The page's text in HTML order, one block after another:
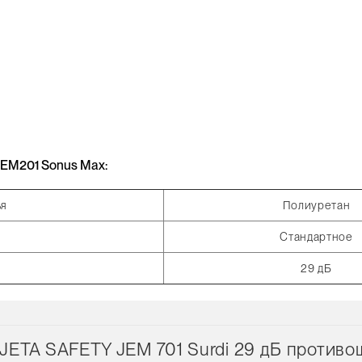
Sonus Max:
Полиуретан
Стандартное
29 дБ
SAFETY JEM 701 Surdi 29 дБ